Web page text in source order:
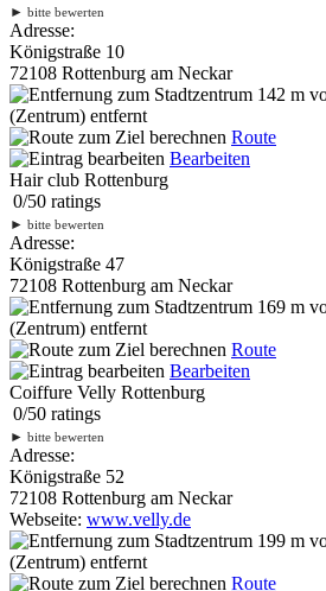
► bitte bewerten
Adresse:
Königstraße 10
72108 Rottenburg am Neckar
142 m
(Zentrum) entfernt
Route
Bearbeiten
Hair club Rottenburg
0/50 ratings
► bitte bewerten
Adresse:
Königstraße 47
72108 Rottenburg am Neckar
169 m
(Zentrum) entfernt
Route
Bearbeiten
Coiffure Velly Rottenburg
0/50 ratings
► bitte bewerten
Adresse:
Königstraße 52
72108 Rottenburg am Neckar
Webseite: www.velly.de
199 m
(Zentrum) entfernt
Route